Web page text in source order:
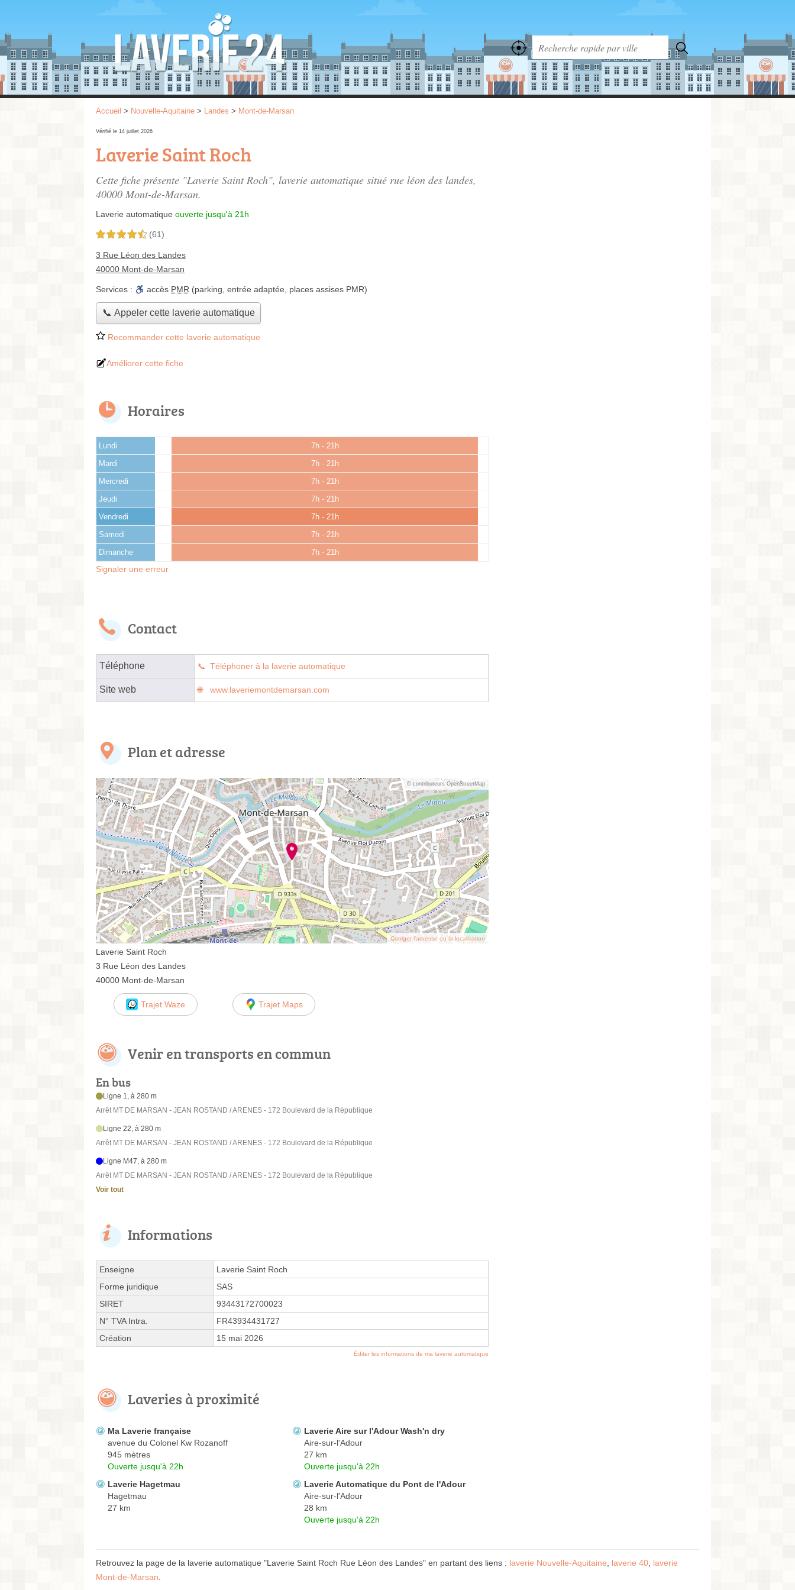
Accueil > Nouvelle-Aquitaine > Landes > Mont-de-Marsan
Vérifié le 14 juillet 2026
Laverie Saint Roch
Cette fiche présente "Laverie Saint Roch", laverie automatique situé rue léon des landes,
40000 Mont-de-Marsan.
Laverie automatique ouverte jusqu'à 21h
4,5 étoiles sur 5 (61)
3 Rue Léon des Landes
40000 Mont-de-Marsan
Services : accès PMR (parking, entrée adaptée, places assises PMR)
📞 Appeler cette laverie automatique
Recommander cette laverie automatique
Améliorer cette fiche
Horaires
Lundi 7h - 21h
Mardi 7h - 21h
Mercredi 7h - 21h
Jeudi 7h - 21h
Vendredi 7h - 21h
Samedi 7h - 21h
Dimanche 7h - 21h
Signaler une erreur
Contact
Téléphone Téléphoner à la laverie automatique
Site web www.laveriemontdemarsan.com
Plan et adresse
© contributeurs OpenStreetMap
Corriger l’adresse ou la localisation
Laverie Saint Roch
3 Rue Léon des Landes
40000 Mont-de-Marsan
Trajet Waze Trajet Maps
Venir en transports en commun
En bus
Ligne 1, à 280 m
Arrêt MT DE MARSAN - JEAN ROSTAND / ARENES - 172 Boulevard de la République
Ligne 22, à 280 m
Arrêt MT DE MARSAN - JEAN ROSTAND / ARENES - 172 Boulevard de la République
Ligne M47, à 280 m
Arrêt MT DE MARSAN - JEAN ROSTAND / ARENES - 172 Boulevard de la République
Voir tout
Informations
Enseigne
Laverie Saint Roch
Forme juridique
SAS
SIRET
93443172700023
N° TVA Intra.
FR43934431727
Création
15 mai 2026
Éditer les informations de ma laverie automatique
Laveries à proximité
Ma Laverie française
avenue du Colonel Kw Rozanoff
945 mètres
Ouverte jusqu'à 22h
Laverie Aire sur l'Adour Wash'n dry
Aire-sur-l'Adour
27 km
Ouverte jusqu'à 22h
Laverie Hagetmau
Hagetmau
27 km
Laverie Automatique du Pont de l'Adour
Aire-sur-l'Adour
28 km
Ouverte jusqu'à 22h
Retrouvez la page de la laverie automatique "Laverie Saint Roch Rue Léon des Landes" en partant des liens : laverie Nouvelle-Aquitaine laverie 40 laverie
Mont-de-Marsan